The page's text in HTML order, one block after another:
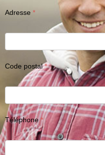
Adresse
Code postal
Téléphone